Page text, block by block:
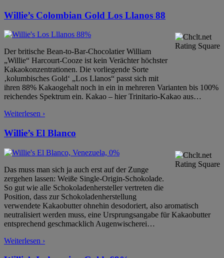
Willie’s Colombian Gold Los Llanos 88
Der britische Bean-to-Bar-Chocolatier William
„Willie“ Harcourt-Cooze ist kein Verächter höchster
Kakaokonzentrationen. Die vorliegende Sorte
‚kolumbisches Gold‘ „Los Llanos“ passt sich mit
ihren 88% Kakaogehalt noch in ein in mehreren Varianten bis 100%
reichendes Spektrum ein. Kakao – hier Trinitario-Kakao aus…
Weiterlesen ›
Willie’s El Blanco
Das muss man sich ja auch erst auf der Zunge
zergehen lassen: Weiße Single-Origin-Schokolade.
So gut wie alle Schokoladenhersteller vertreten die
Position, dass zur Schokoladenherstellung
verwendete Kakaobutter ohnehin desodoriert, also aromatisch
neutralisiert werden muss, eine Ursprungsangabe für Kakaobutter
entsprechend geschmacklich Augenwischerei…
Weiterlesen ›